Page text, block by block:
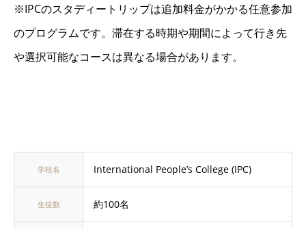
※IPCのスタディートリップは追加料金がかかる任意参加
のプログラムです。滞在する時期や期間によって行き先
や選択可能なコースは異なる場合があります。
学校名 International People’s College (IPC)
生徒数 約100名